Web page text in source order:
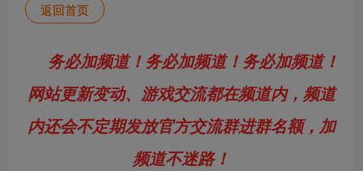
返回首页
务必加频道！务必加频道！务必加频道！
网站更新变动、游戏交流都在频道内，频道
内还会不定期发放官方交流群进群名额，加
频道不迷路！